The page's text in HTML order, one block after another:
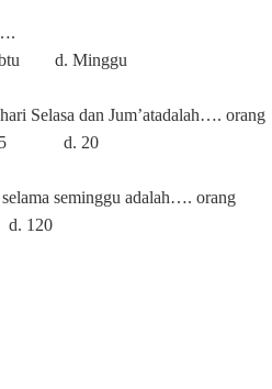
d. Minggu
Selasa dan Jum’atadalah…. orang
d. 20
seminggu adalah…. orang
d. 120